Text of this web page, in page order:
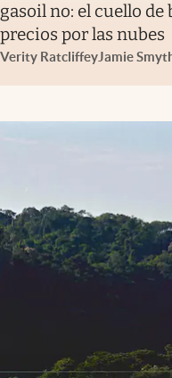
gasoil no: el cuello
precios por las nubes
Verity RatcliffeyJamie